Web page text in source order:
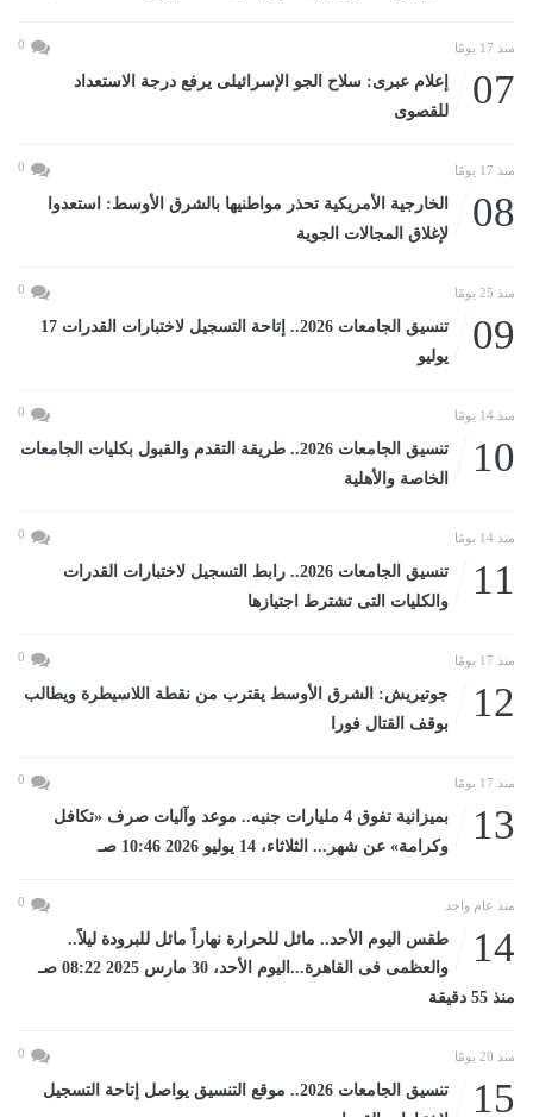
منذ 17 يومًا 0
07
إعلام عبرى: سلاح الجو الإسرائيلى يرفع درجة الاستعداد
للقصوى
منذ 17 يومًا 0
08
الخارجية الأمريكية تحذر مواطنيها بالشرق الأوسط: استعدوا
لإغلاق المجالات الجوية
منذ 25 يومًا 0
09
تنسيق الجامعات 2026.. إتاحة التسجيل لاختبارات القدرات 17
يوليو
منذ 14 يومًا 0
10
تنسيق الجامعات 2026.. طريقة التقدم والقبول بكليات الجامعات
الخاصة والأهلية
منذ 14 يومًا 0
11
تنسيق الجامعات 2026.. رابط التسجيل لاختبارات القدرات
والكليات التى تشترط اجتيازها
منذ 17 يومًا 0
12
جوتيريش: الشرق الأوسط يقترب من نقطة اللاسيطرة ويطالب
بوقف القتال فورا
منذ 17 يومًا 0
13
بميزانية تفوق 4 مليارات جنيه.. موعد وآليات صرف «تكافل
وكرامة» عن شهر... الثلاثاء، 14 يوليو 2026 10:46 صـ
منذ عام واحد 0
14
طقس اليوم الأحد.. مائل للحرارة نهاراً مائل للبرودة ليلاً..
والعظمى فى القاهرة...اليوم الأحد، 30 مارس 2025 08:22 صـ
منذ 55 دقيقة
منذ 20 يومًا 0
15
تنسيق الجامعات 2026.. موقع التنسيق يواصل إتاحة التسجيل